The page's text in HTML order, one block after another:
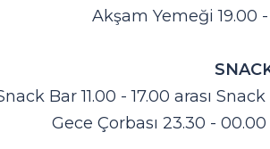
Akşam Yemeği 19.00 -
Bar 11.00 - 17.00 arası
Gece Çorbası 23.30 -